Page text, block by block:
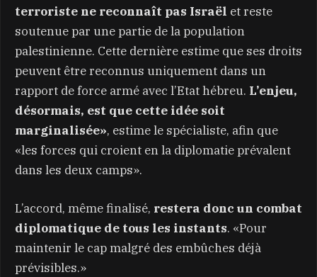
terroriste ne reconnaît pas Israël et reste
soutenue par une partie de la population
palestinienne. Cette dernière estime que ses droits
peuvent être reconnus uniquement dans un
rapport de force armé avec l’Etat hébreu. L’enjeu,
désormais, est que cette idée soit
marginalisée», estime le spécialiste, afin que
«les forces qui croient en la diplomatie prévalent
dans les deux camps».
L’accord, même finalisé, restera donc un combat
diplomatique de tous les instants. «Pour
maintenir le cap malgré des embûches déjà
prévisibles.»